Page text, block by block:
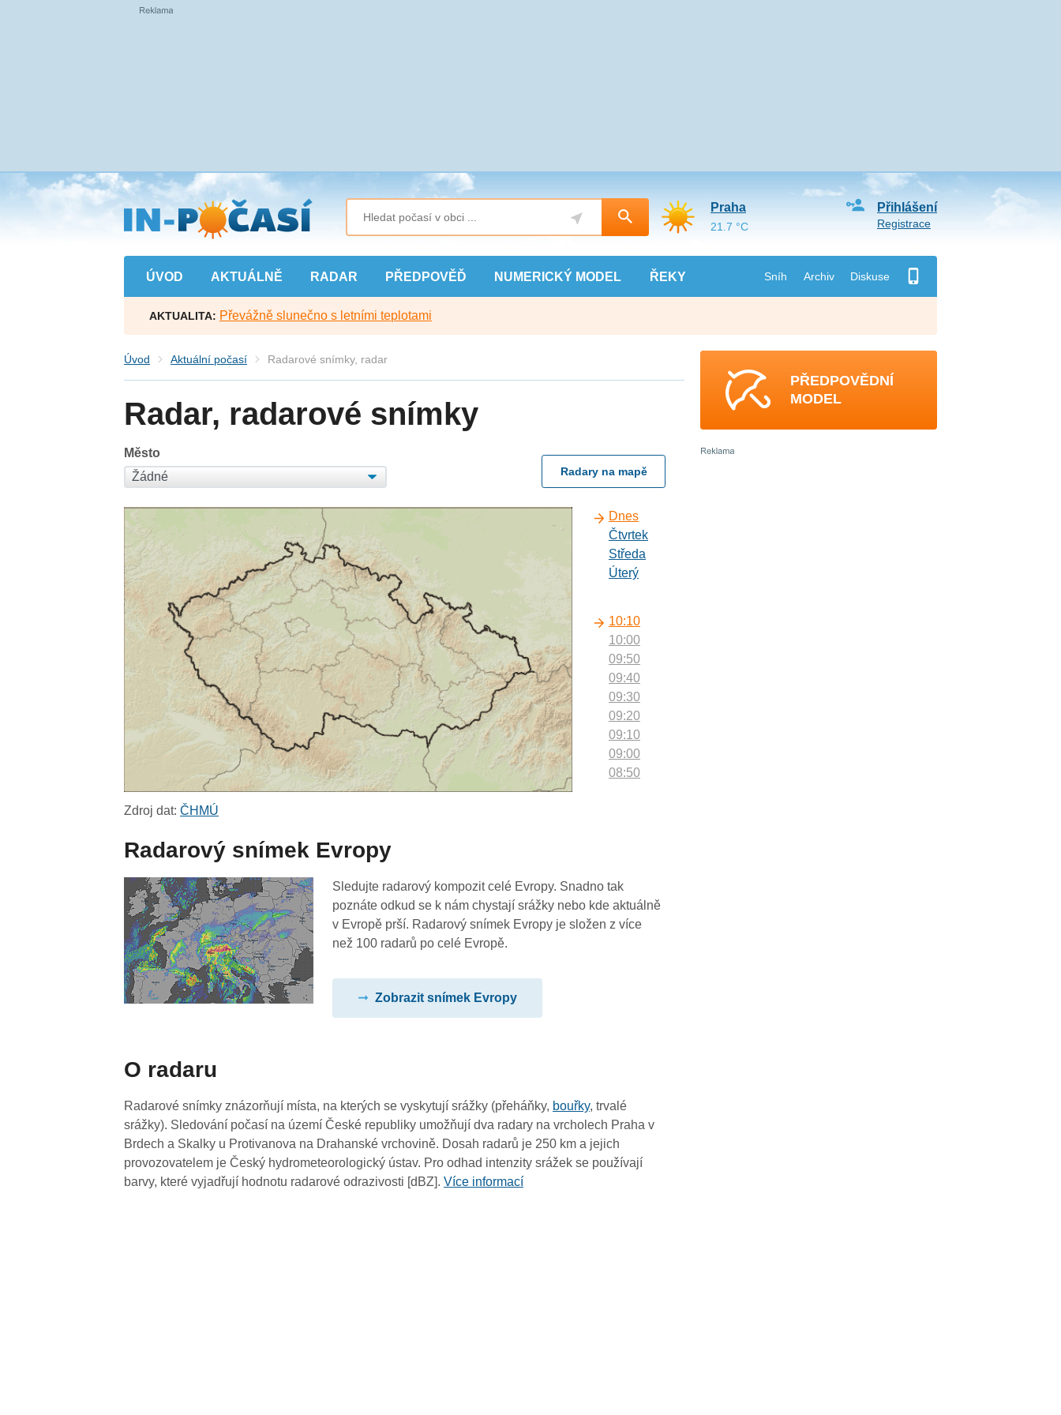
Přejít
na
hlavní
obsah
ÚVOD AKTUÁLNĚ RADAR PŘEDPOVĚĎ NUMERICKÝ MODEL ŘEKY Sníh Archiv Diskuse
Přihlášení
Registrace
Praha
21.7 °C
AKTUALITA: Převážně slunečno s letními teplotami
Úvod Aktuální počasí Radarové snímky, radar
Radar, radarové snímky
Město
Radary na mapě
Dnes
Čtvrtek
Středa
Úterý
10:10
10:00
09:50
09:40
09:30
09:20
09:10
09:00
08:50
07:50
07:40
07:30
05:50
05:40
05:30
05:20
Zdroj dat:ČHMÚ
Radarový snímek Evropy
Sledujte radarový kompozit celé Evropy. Snadno tak
poznáte odkud se k nám chystají srážky nebo kde aktuálně
v Evropě prší. Radarový snímek Evropy je složen z více
než 100 radarů po celé Evropě.
Zobrazit snímek Evropy
O radaru
Radarové snímky znázorňují místa, na kterých se vyskytují srážky (přeháňky, bouřky, trvalé
srážky). Sledování počasí na území České republiky umožňují dva radary na vrcholech Praha v
Brdech a Skalky u Protivanova na Drahanské vrchovině. Dosah radarů je 250 km a jejich
provozovatelem je Český hydrometeorologický ústav. Pro odhad intenzity srážek se používají
barvy, které vyjadřují hodnotu radarové odrazivosti [dBZ].Více informací
PŘEDPOVĚDNÍ
MODEL